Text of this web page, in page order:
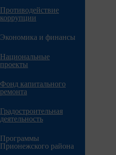
Противодействие
коррупции
Экономика и финансы
Национальные
проекты
Фонд капитального
ремонта
Градостроительная
деятельность
Программы
Прионежского района